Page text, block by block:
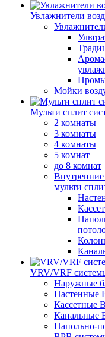
Увлажнители
Мойки
Мульти сплит
2 комнаты
3 комнаты
4 комнаты
5 комнат
до 8 комнат
мульти
VRV/VRF
Наружные
Настенные
Кассетные
Канальные
Напольно-